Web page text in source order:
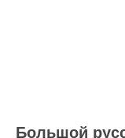
Большой